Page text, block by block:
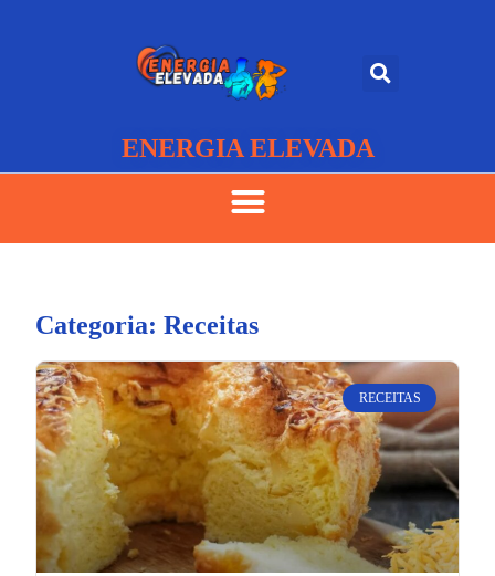
ENERGIA ELEVADA
Categoria: Receitas
RECEITAS